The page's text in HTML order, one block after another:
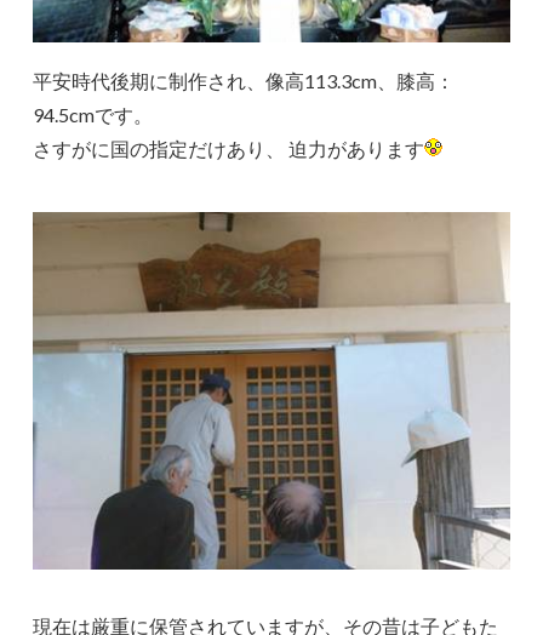
平安時代後期に制作され、像高113.3cm、膝高：
94.5cmです。
さすがに国の指定だけあり、 迫力があります
現在は厳重に保管されていますが、その昔は子どもた